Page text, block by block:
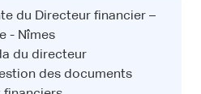
du Directeur financier –
- Nîmes
du directeur
des documents